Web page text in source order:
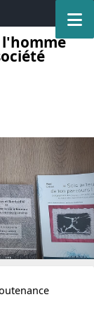
l'homme